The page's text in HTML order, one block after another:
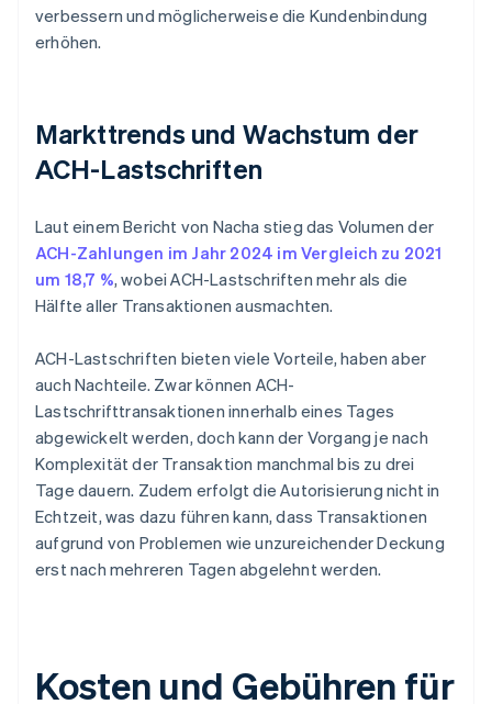
verbessern und möglicherweise die Kundenbindung
erhöhen.
Markttrends und Wachstum der
ACH-Lastschriften
Laut einem Bericht von Nacha stieg das Volumen der
ACH-Zahlungen im Jahr 2024 im Vergleich zu 2021
um 18,7 %, wobei ACH-Lastschriften mehr als die
Hälfte aller Transaktionen ausmachten.
ACH-Lastschriften bieten viele Vorteile, haben aber
auch Nachteile. Zwar können ACH-
Lastschrifttransaktionen innerhalb eines Tages
abgewickelt werden, doch kann der Vorgang je nach
Komplexität der Transaktion manchmal bis zu drei
Tage dauern. Zudem erfolgt die Autorisierung nicht in
Echtzeit, was dazu führen kann, dass Transaktionen
aufgrund von Problemen wie unzureichender Deckung
erst nach mehreren Tagen abgelehnt werden.
Kosten und Gebühren für